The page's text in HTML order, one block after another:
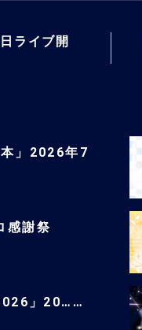
ライブ開
」2026年7
感謝祭
」20……